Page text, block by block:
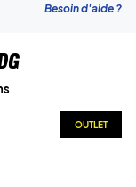
Besoin d'aide ?
OUTLET
OUTLET
OUTLET